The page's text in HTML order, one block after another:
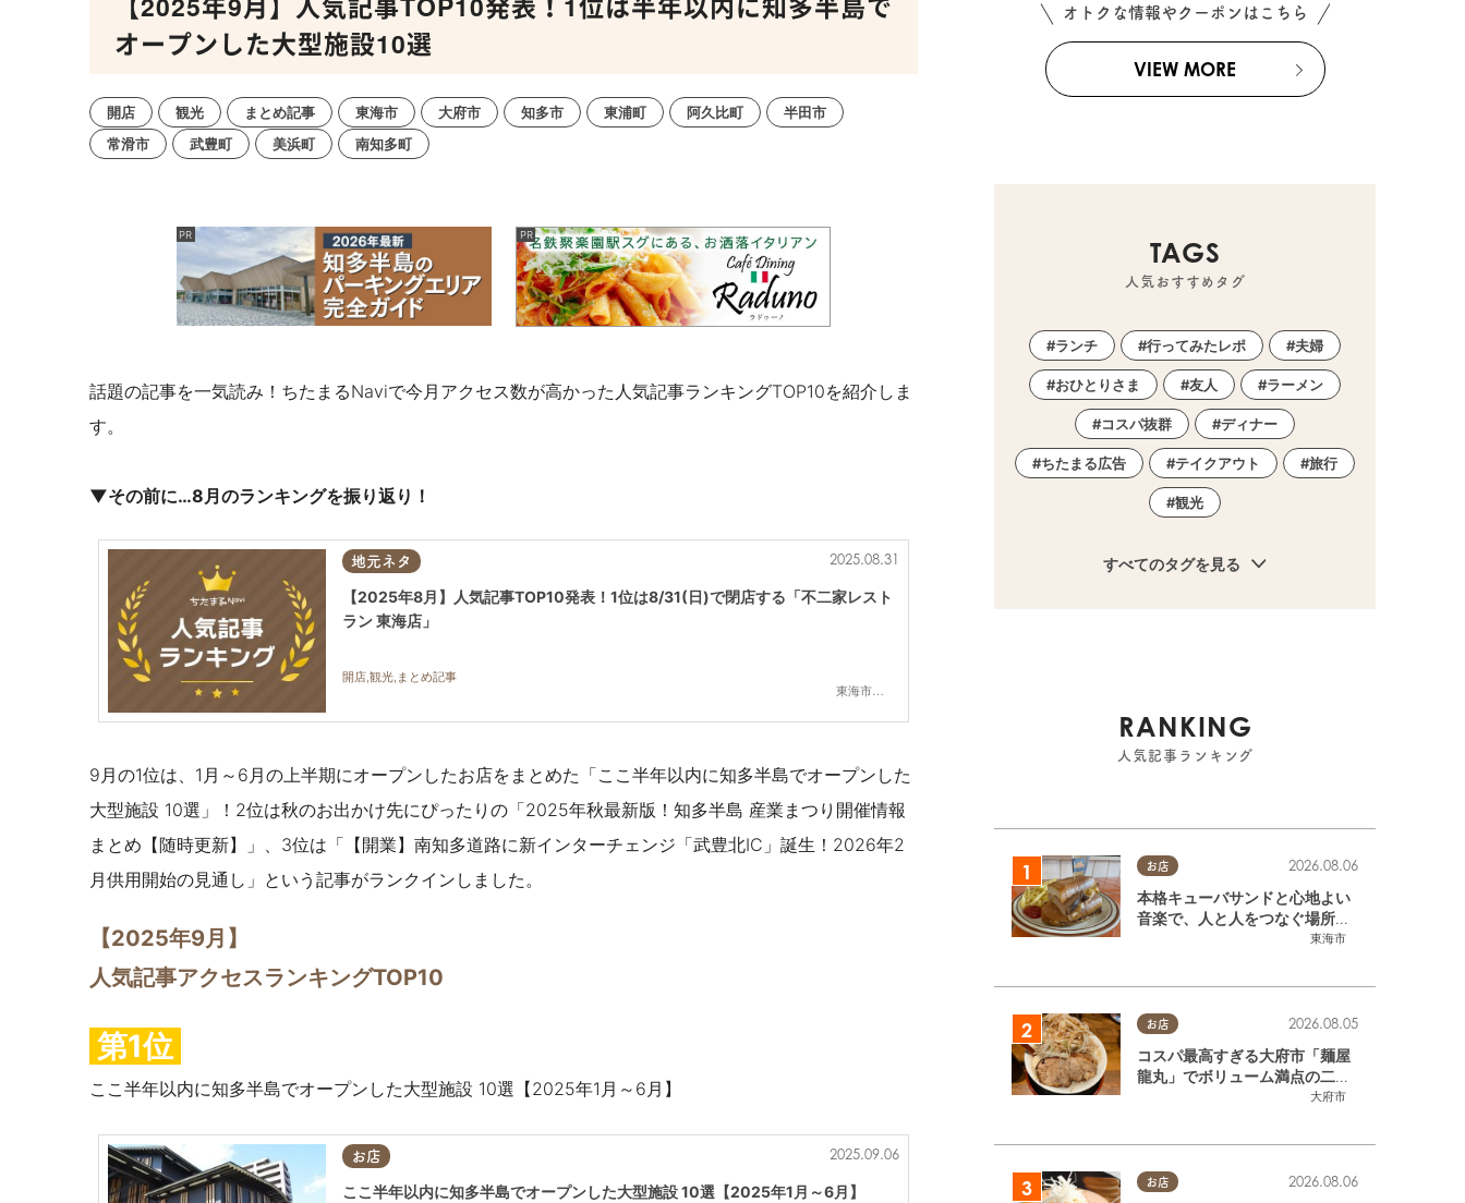
オープンした大型施設10選
開店 観光 まとめ記事 東海市 大府市 知多市 東浦町 阿久比町
半田市
常滑市
武豊町 美浜町 南知多町
話題の記事を一気読み！ちたまるNaviで今月アクセス数が高かった人気記事ランキングTOP10を紹介しま
す。
▼その前に…8月のランキングを振り返り！
地元ネタ
東海市,大府市,知多市,東浦町,阿久比町,半田市,常滑市,武豊町,美浜町,南知多町
2025.08.31
【2025年8月】人気記事TOP10発表！1位は8/31(日)で閉店する「不二家レスト
ラン 東海店」
開店,観光,まとめ記事
9月の1位は、1月～6月の上半期にオープンしたお店をまとめた「ここ半年以内に知多半島でオープンした
大型施設 10選 」！ 2位は秋のお出かけ先にぴったりの「2025年秋最新版！知多半島 産業まつり開催情報
まとめ【随時更新】」、3位は「【開業】南知多道路に新インターチェンジ「武豊北IC」誕生！2026年2
月供用開始の見通し」という記事がランクインしました。
【2025年9月】
人気記事アクセスランキングTOP10
第1位
ここ半年以内に知多半島でオープンした大型施設 10選【2025年1月～6月】
お店 2025.09.06
ここ半年以内に知多半島でオープンした大型施設 10選【2025年1月～6月】
オトクな情報やクーポンはこちら
VIEW MORE
TAGS
人気おすすめタグ
ランチ 行ってみたレポ 夫婦
おひとりさま 友人 ラーメン
コスパ抜群 ディナー
ちたまる広告 テイクアウト 旅行
観光
すべてのタグを見る
RANKING
人気記事ランキング
お店
東海市
2026.08.06
本格キューバサンドと心地よい
音楽で、人と人をつなぐ場所。
東海市「JAMMIN'STANDHOU
お店
大府市
2026.08.05
コスパ最高すぎる大府市「麺屋
龍丸」でボリューム満点の二郎
系ラーメンを堪能してきた
お店 2026.08.06